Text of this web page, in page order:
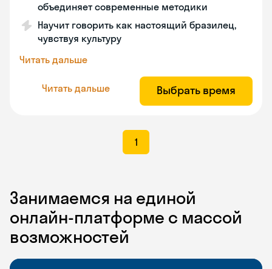
объединяет современные методики
Научит говорить как настоящий бразилец,
чувствуя культуру
Читать дальше
Читать дальше Выбрать время
1
Занимаемся на единой
онлайн-платформе с массой
возможностей